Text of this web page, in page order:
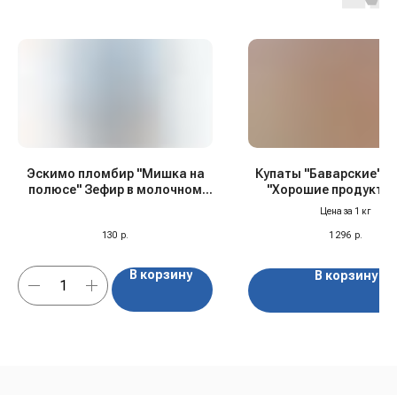
Эскимо пломбир "Мишка на
полюсе" Зефир в молочном
130 р.
В корзину
Купаты "Баварские"
"Хорошие
Цена за 1 кг
1 296 р.
В корзину